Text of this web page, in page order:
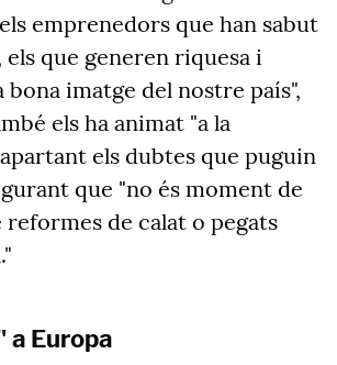
emprenedors que han sabut
que generen riquesa i
imatge del nostre país",
els ha animat "a la
els dubtes que puguin
que "no és moment de
reformes de calat o pegats
a Europa